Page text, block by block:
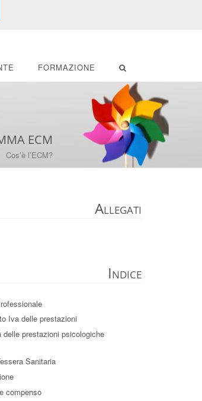
FORMAZIONE
ECM
Cos’è l’ECM?
Allegati
Indice
Iva delle prestazioni
delle prestazioni psicologiche
Sanitaria
compenso